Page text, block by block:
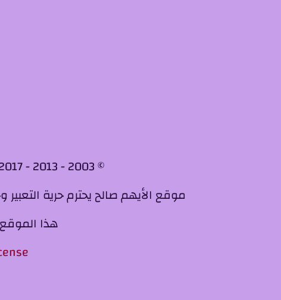
© 2003 - 2013 - 2017 - 2020 - 2023 الأيهم صالح. جميع الحقوق محفوظة لأصحابها الأصليين
موقع الأيهم صالح يحترم حرية
هذا الموقع